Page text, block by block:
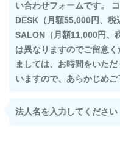
い合わせフォームです。
DESK（月額55,000円、
SALON（月額11,000円、
は異なりますのでご留意
ましては、お時間をいた
いますので、あらかじめご
法人名を入力してください